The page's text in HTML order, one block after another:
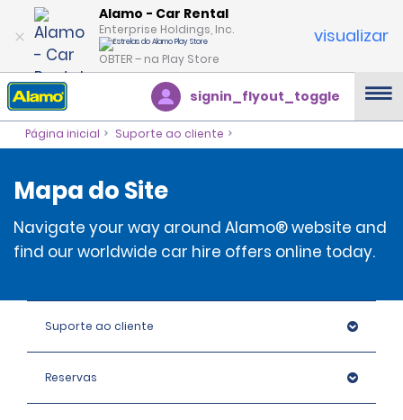
Alamo - Car Rental
Enterprise Holdings, Inc.
OBTER – na Play Store
visualizar
signin_flyout_toggle
Página inicial Suporte ao cliente
Mapa do Site
Navigate your way around Alamo® website and
find our worldwide car hire offers online today.
Suporte ao cliente
Reservas